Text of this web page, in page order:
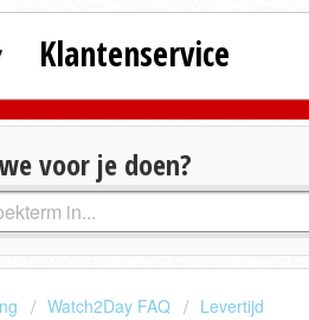
Klantenservice
voor je doen?
Watch2Day FAQ Levertijd